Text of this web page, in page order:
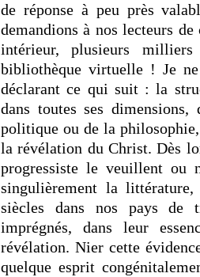
de réponse à peu près
demandions à nos lecteurs
intérieur, plusieurs
bibliothèque virtuelle ! Je
déclarant ce qui suit : la
dans toutes ses
politique ou de la
la révélation du Christ. Dès
progressiste le veuillent ou
singulièrement la
siècles dans nos pays de
imprégnés, dans leur
révélation. Nier cette
quelque esprit